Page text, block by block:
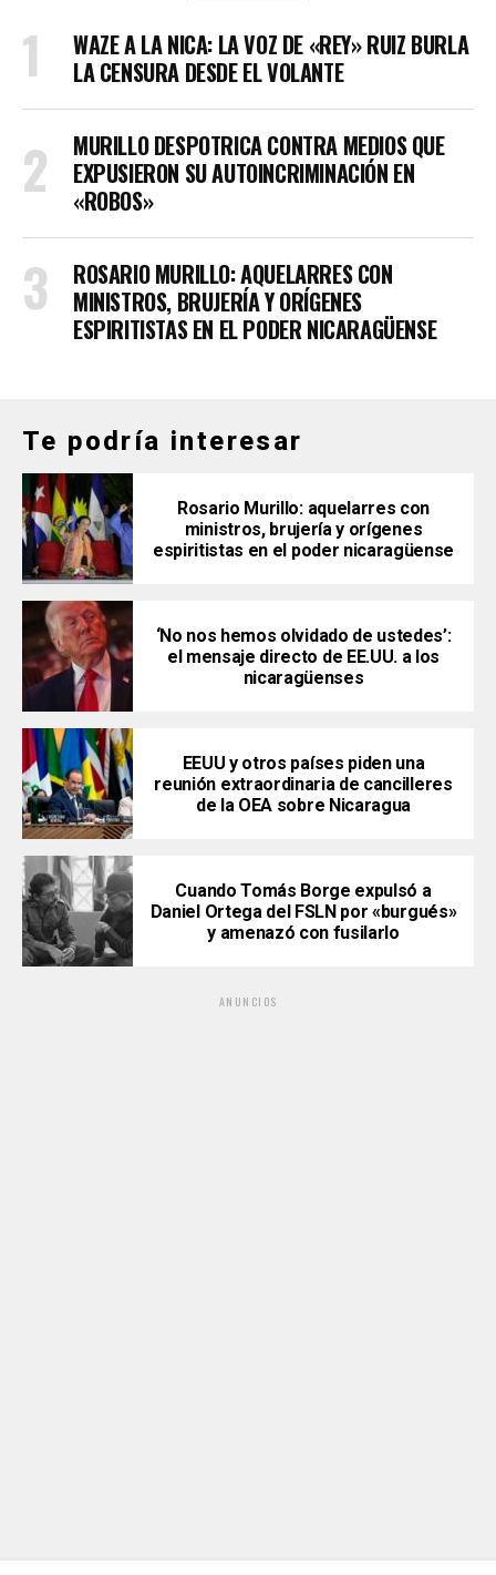
WAZE A LA NICA: LA VOZ DE «REY» RUIZ BURLA
LA CENSURA DESDE EL VOLANTE
MURILLO DESPOTRICA CONTRA MEDIOS QUE
EXPUSIERON SU AUTOINCRIMINACIÓN EN
«ROBOS»
ROSARIO MURILLO: AQUELARRES CON
MINISTROS, BRUJERÍA Y ORÍGENES
ESPIRITISTAS EN EL PODER NICARAGÜENSE
Te podría interesar
Rosario Murillo: aquelarres con
ministros, brujería y orígenes
espiritistas en el poder nicaragüense
‘No nos hemos olvidado de ustedes’:
el mensaje directo de EE.UU. a los
nicaragüenses
EEUU y otros países piden una
reunión extraordinaria de cancilleres
de la OEA sobre Nicaragua
Cuando Tomás Borge expulsó a
Daniel Ortega del FSLN por «burgués»
y amenazó con fusilarlo
ANUNCIOS